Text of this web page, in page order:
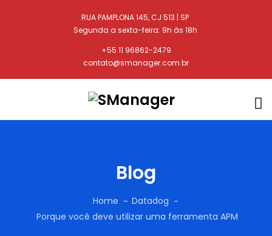
RUA PAMPLONA 145, CJ 513 | SP
Segunda a sexta-feira: 9h às 18h
+55 11 96862-2479
contato@smanager.com.br
Blog
Home
Datadog
Porque você deve utilizar uma ferramenta APM